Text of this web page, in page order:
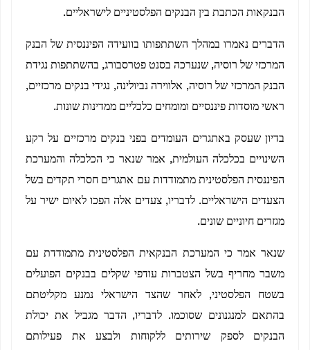
הבנקאות הכתבת בין הבנקים הפלסטיניים לישראליים.
הדברים נאמרו במהלך השתתפותו בוועידה הפיננסית של הבנק
המרכזי של רוסיה, שנערכה בסנט פטרסבורג, בהשתתפות נגידת
הבנק המרכזי של רוסיה, אלווירה נביולינה, נגידי בנקים מרכזיים,
ראשי מוסדות פיננסיים ומומחים כלכליים ממדינות שונות.
בדיון שעסק באתגרים העומדים בפני בנקים מרכזיים על רקע
השינויים בכלכלה העולמית, אמר שנאר כי הכלכלה והמערכת
הפיננסית הפלסטינית מתמודדות עם אתגרים חסרי תקדים בשל
הצעדים הישראליים. לדבריו, צעדים אלה הפכו לאיום ישיר על
מגזרים חיוניים שונים.
שנאר אמר כי המערכת הבנקאית הפלסטינית מתמודדת עם
משבר מחריף בשל הצטברות עודפי שקלים בבנקים הפועלים
בשטח הפלסטיני, לאחר שהצד הישראלי נמנע מקליטתם
בהתאם למנגנונים שסוכמו. לדבריו, הדבר מגביל את יכולת
הבנקים לספק שירותים ללקוחות ולבצע את פעילותם